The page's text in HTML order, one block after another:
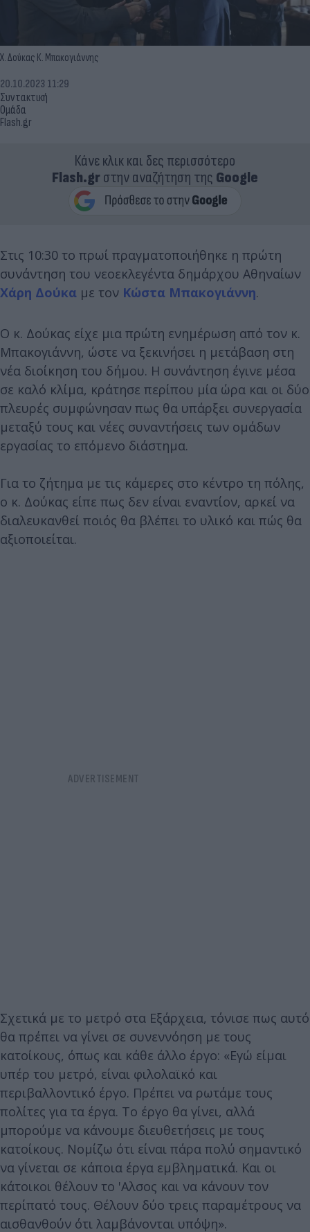
Χ. Δούκας Κ. Μπακογιάννης
Συντακτική
Ομάδα
Flash.gr
20.10.2023 11:29
Κάνε κλικ και δες περισσότερο
Flash.grστην αναζήτηση της Google
Στις 10:30 το πρωί πραγματοποιήθηκε η πρώτη
συνάντηση του νεοεκλεγέντα δημάρχου Αθηναίων
Χάρη Δούκα με τον Κώστα Μπακογιάννη.
Ο κ. Δούκας είχε μια πρώτη ενημέρωση από τον κ.
Μπακογιάννη, ώστε να ξεκινήσει η μετάβαση στη
νέα διοίκηση του δήμου. Η συνάντηση έγινε μέσα
σε καλό κλίμα, κράτησε περίπου μία ώρα και οι δύο
πλευρές συμφώνησαν πως θα υπάρξει συνεργασία
μεταξύ τους και νέες συναντήσεις των ομάδων
εργασίας το επόμενο διάστημα.
Για το ζήτημα με τις κάμερες στο κέντρο τη πόλης,
ο κ. Δούκας είπε πως δεν είναι εναντίον, αρκεί να
διαλευκανθεί ποιός θα βλέπει το υλικό και πώς θα
αξιοποιείται.
Σχετικά με το μετρό στα Εξάρχεια, τόνισε πως αυτό
θα πρέπει να γίνει σε συνεννόηση με τους
κατοίκους, όπως και κάθε άλλο έργο: «Εγώ είμαι
υπέρ του μετρό, είναι φιλολαϊκό και
περιβαλλοντικό έργο. Πρέπει να ρωτάμε τους
πολίτες για τα έργα. Το έργο θα γίνει, αλλά
μπορούμε να κάνουμε διευθετήσεις με τους
κατοίκους. Νομίζω ότι είναι πάρα πολύ σημαντικό
να γίνεται σε κάποια έργα εμβληματικά. Και οι
κάτοικοι θέλουν το 'Αλσος και να κάνουν τον
περίπατό τους. Θέλουν δύο τρεις παραμέτρους να
αισθανθούν ότι λαμβάνονται υπόψη».